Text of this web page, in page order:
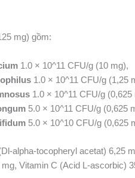
mg) gồm:
1.0 × 10^11 CFU/g (10 mg),
1.0 × 10^11 CFU/g (1,25
1.0 × 10^11 CFU/g (0,625
5.0 × 10^11 CFU/g (0,625
5.0 × 10^10 CFU/g (0,625
alpha-tocopheryl acetat) 6,25
Vitamin C (Acid L-ascorbic)